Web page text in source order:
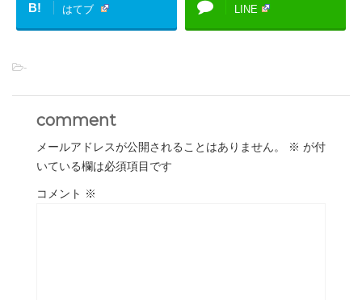
B! はてブ LINE
-
comment
メールアドレスが公開されることはありません。 ※ が付
いている欄は必須項目です
コメント ※